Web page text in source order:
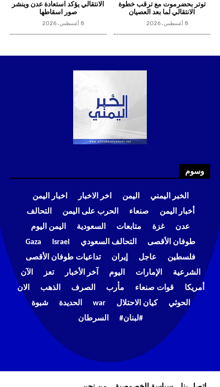
وسوم
الخبر اليمني اليمن اخر الاخبار
اخبار اليمن
أخبار اليمن
صنعاء الحرب على اليمن
التحالف
عدن
غزة متابعات السعودية
اليمن اليوم
طوفان الأقصى
التحالف السعودي Israel
Gaza
فلسطين
عاجل إيران
تداعيات طوفان الأقصى
الشرعية
الإمارات اليوم آخر الأخبار تعز
الآن
أمريكا
قوات صنعاء مأرب الصرف الذهب
الان
الحوثي
كيان الاحتلال war الحديدة
شبوة
#لبنان#
السرطان